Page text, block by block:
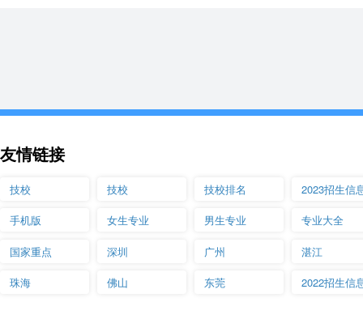
友情链接
技校 技校 技校排名 2023招生信
手机版 女生专业 男生专业 专业大全
国家重点 深圳 广州 湛江
珠海 佛山 东莞 2022招生信